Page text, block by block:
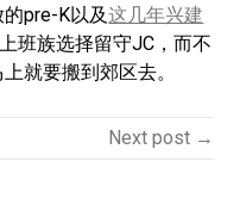
pre-K以及这几年兴建
班族选择留守JC，而不
就要搬到郊区去。
Next post →